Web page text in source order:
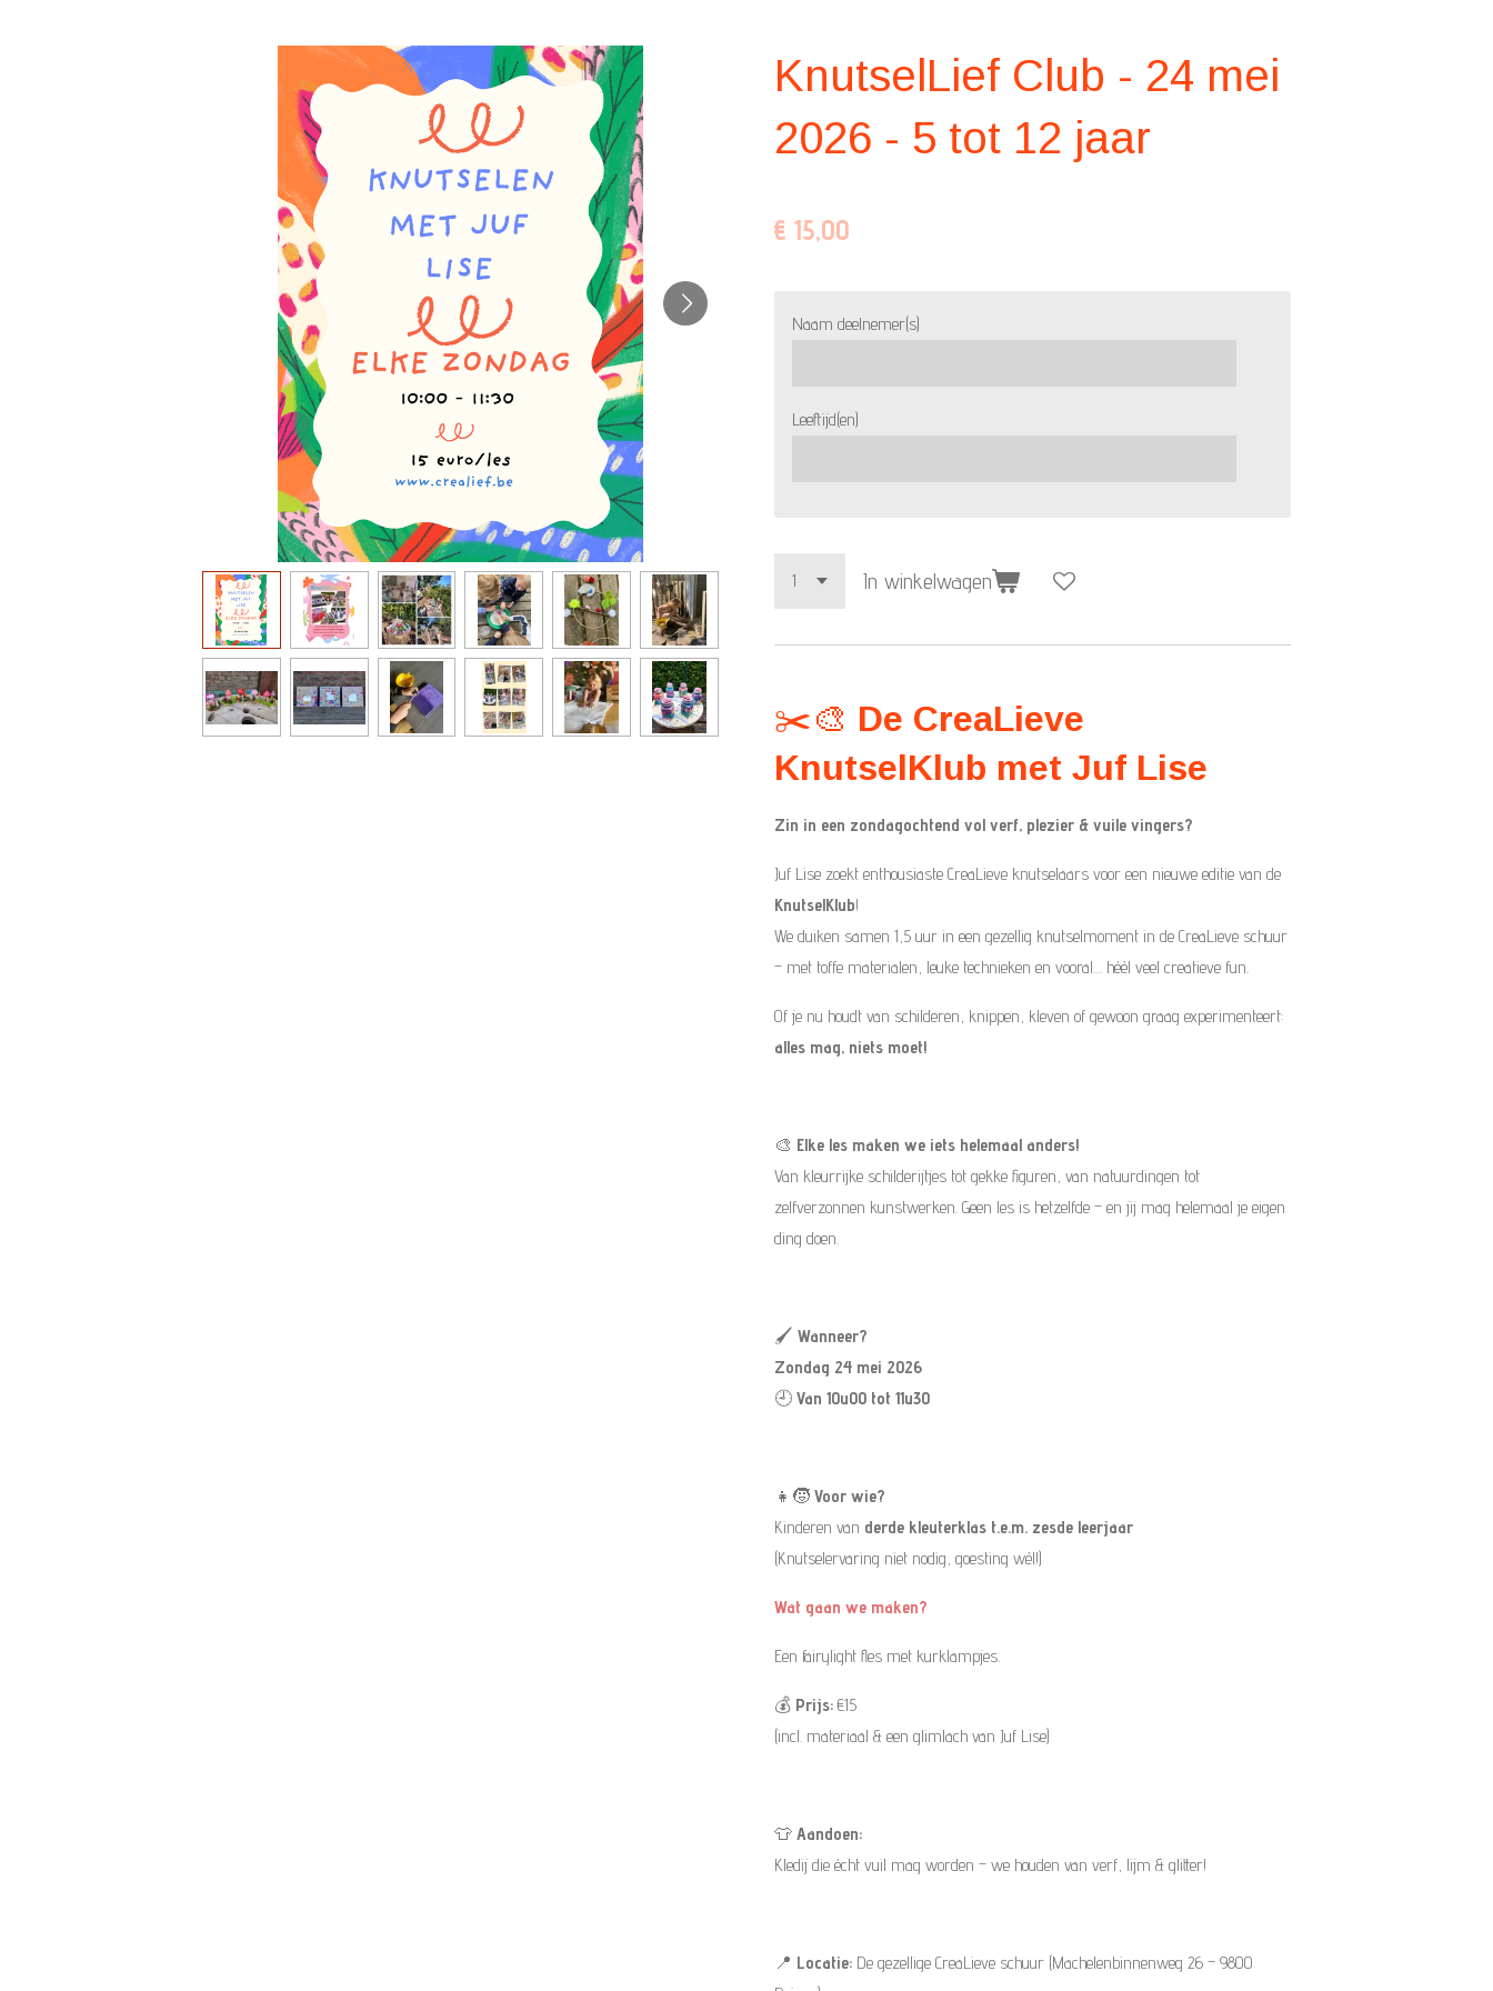
KnutselLief Club - 24 mei
2026 - 5 tot 12 jaar
€ 15,00
Naam deelnemer(s)
Leeftijd(en)
In winkelwagen
✂️🎨 De CreaLieve
KnutselKlub met Juf Lise
Zin in een zondagochtend vol verf, plezier & vuile vingers?
Juf Lise zoekt enthousiaste CreaLieve knutselaars voor een nieuwe editie van de
KnutselKlub!
We duiken samen 1,5 uur in een gezellig knutselmoment in de CreaLieve schuur
– met toffe materialen, leuke technieken en vooral… héél veel creatieve fun.
Of je nu houdt van schilderen, knippen, kleven of gewoon graag experimenteert:
alles mag, niets moet!
🎨 Elke les maken we iets helemaal anders!
Van kleurrijke schilderijtjes tot gekke figuren, van natuurdingen tot
zelfverzonnen kunstwerken. Geen les is hetzelfde – en jij mag helemaal je eigen
ding doen.
🖌️ Wanneer?
Zondag 24 mei 2026
🕘 Van 10u00 tot 11u30
👧🧒 Voor wie?
Kinderen van derde kleuterklas t.e.m. zesde leerjaar
(Knutselervaring niet nodig, goesting wél!)
Wat gaan we maken?
Een fairylight fles met kurklampjes.
💰 Prijs:€15
(incl. materiaal & een glimlach van Juf Lise)
👕 Aandoen:
Kledij die écht vuil mag worden – we houden van verf, lijm & glitter!
📍 Locatie: De gezellige CreaLieve schuur (Machelenbinnenweg 26 – 9800